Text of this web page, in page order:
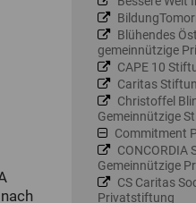
Blühendes
gemeinnützige
CAPE 10
Caritas
Christoffel
Gemeinnützige
Commitment
CONCORDIA
Gemeinnützige
CS Caritas
Privatstiftung